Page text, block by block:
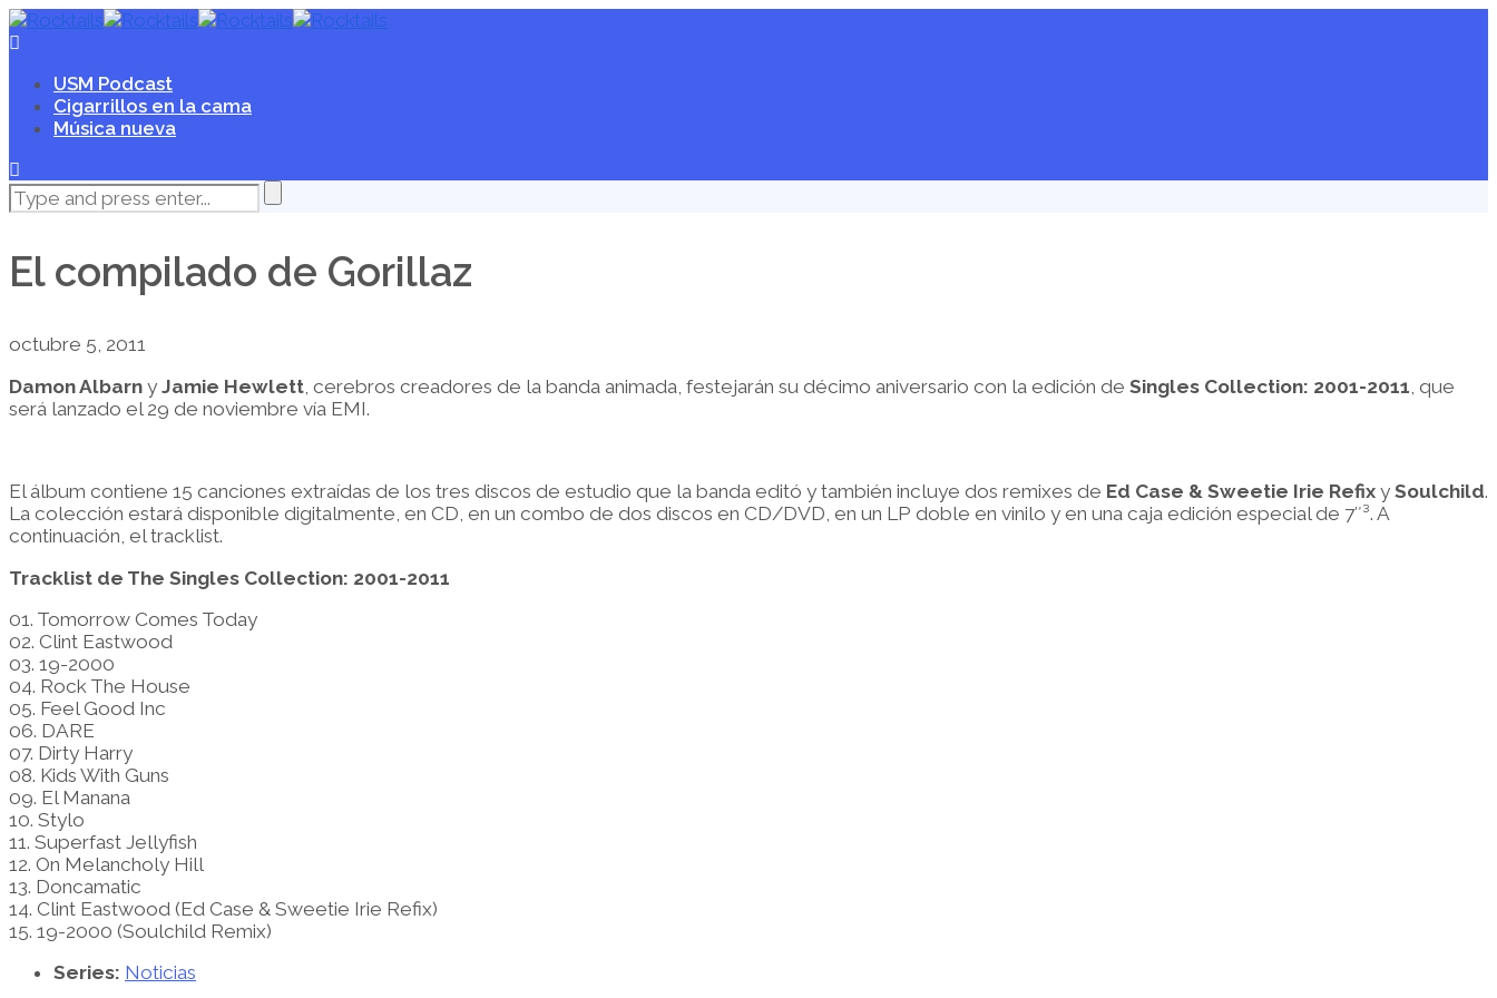
USM Podcast
Cigarrillos en la cama
Música nueva
El compilado de Gorillaz
octubre 5, 2011
Damon Albarn y Jamie Hewlett , cerebros creadores de la banda animada, festejarán su décimo aniversario con la edición de Singles Collection: 2001-2011 , que
será lanzado el 29 de noviembre vía EMI.
El álbum contiene 15 canciones extraídas de los tres discos de estudio que la banda editó y también incluye dos remixes de Ed Case & Sweetie Irie Refix y Soulchild.
La colección estará disponible digitalmente, en CD, en un combo de dos discos en CD/DVD, en un LP doble en vinilo y en una caja edición especial de 7″³. A
continuación, el tracklist.
Tracklist de The Singles Collection: 2001-2011
01. Tomorrow Comes Today
02. Clint Eastwood
03. 19-2000
04. Rock The House
05. Feel Good Inc
06. DARE
07. Dirty Harry
08. Kids With Guns
09. El Manana
10. Stylo
11. Superfast Jellyfish
12. On Melancholy Hill
13. Doncamatic
14. Clint Eastwood (Ed Case & Sweetie Irie Refix)
15. 19-2000 (Soulchild Remix)
Series: Noticias